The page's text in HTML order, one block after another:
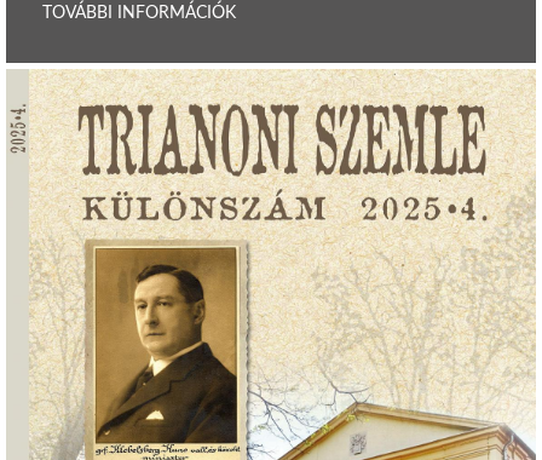
TOVÁBBI INFORMÁCIÓK